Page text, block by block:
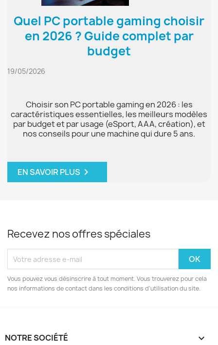
Quel PC portable gaming choisir
en 2026 ? Guide complet par
budget
19/05/2026
Choisir son PC portable gaming en 2026 : les
caractéristiques essentielles, les meilleurs modèles
par budget et par usage (eSport, AAA, création), et
nos conseils pour une machine qui dure 5 ans.
EN SAVOIR PLUS chevron_right
Recevez nos offres spéciales
Vous pouvez vous désinscrire à tout moment. Vous trouverez pour cela
nos informations de contact dans les conditions d'utilisation du site.
NOTRE SOCIÉTÉ 